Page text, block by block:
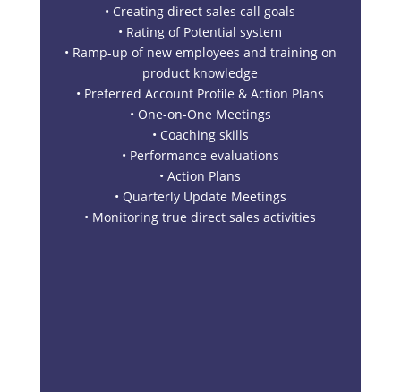
• Creating direct sales call goals
• Rating of Potential system
• Ramp-up of new employees and training on
product knowledge
• Preferred Account Profile & Action Plans
• One-on-One Meetings
• Coaching skills
• Performance evaluations
• Action Plans
• Quarterly Update Meetings
• Monitoring true direct sales activities